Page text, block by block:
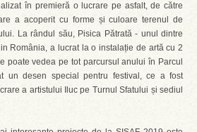
în premieră o lucrare pe asfalt, de către
a acoperit cu forme și culoare terenul de
La rândul său, Pisica Pătrată - unul dintre
România, a lucrat la o instalație de artă cu 2
poate vedea pe tot parcursul anului în Parcul
un desen special pentru festival, ce a fost
a artistului Iluc pe Turnul Sfatului și sediul